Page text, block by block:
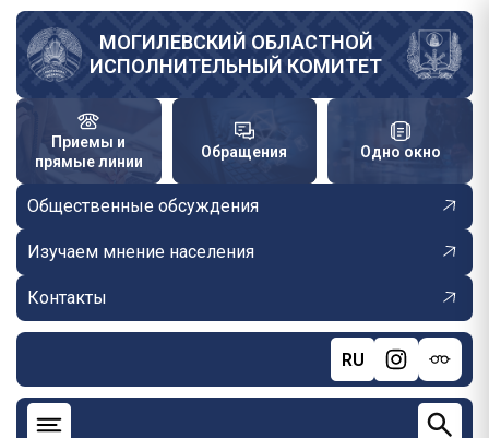
Перейти
основному
содержанию
МОГИЛЕВСКИЙ ОБЛАСТНОЙ
ИСПОЛНИТЕЛЬНЫЙ КОМИТЕТ
Приемы и
прямые линии
Обращения Одно окно
Общественные обсуждения
Изучаем мнение населения
Контакты
RU